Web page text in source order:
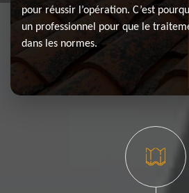
pour réussir l’opération. C’est
un professionnel pour que le
dans les normes.